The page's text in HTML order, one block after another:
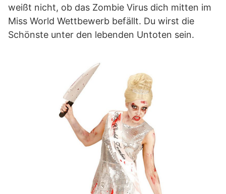
weißt nicht, ob das Zombie Virus dich mitten im
Miss World Wettbewerb befällt. Du wirst die
Schönste unter den lebenden Untoten sein.